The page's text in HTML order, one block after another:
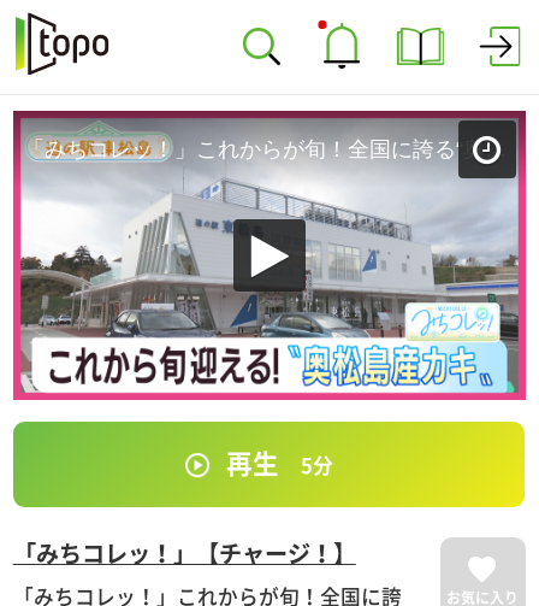
「みちコレッ！」これからが旬！全国に誇る“奥松島産カキ” 【道の駅 東松島】（宮城・東松島市）
再生 5分
「みちコレッ！」【チャージ！】
「みちコレッ！」これからが旬！全国に誇
お気に入り